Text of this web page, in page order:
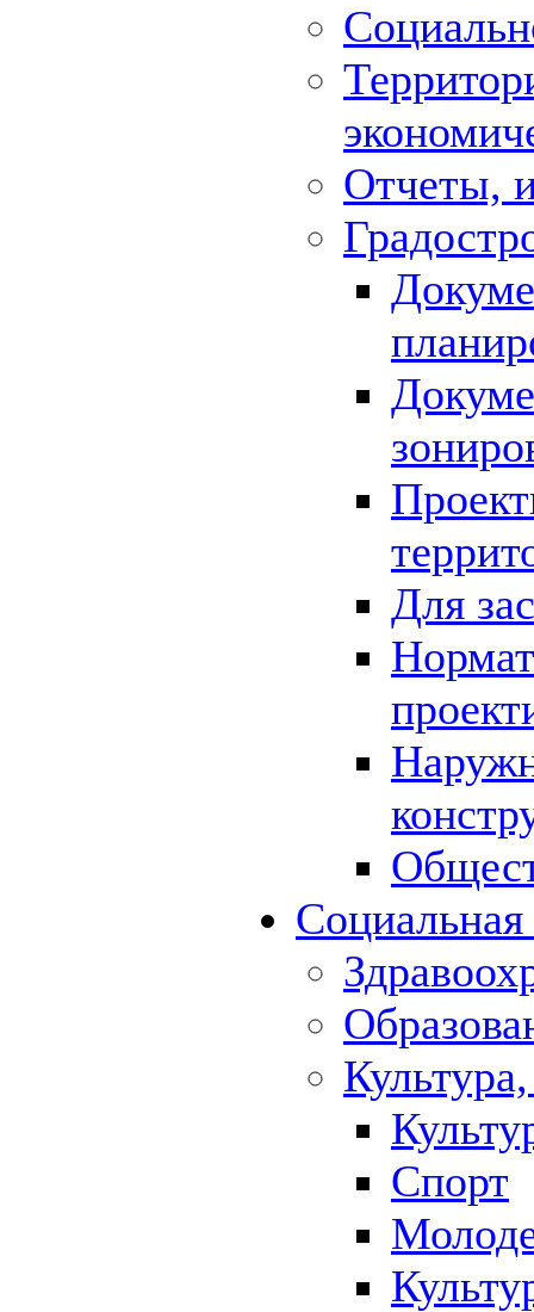
Отчеты,
Для
Спорт